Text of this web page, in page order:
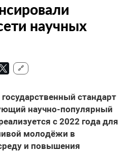
научных
🔗
стандарт
научно-популярный
с 2022 года для
молодёжи в
и повышения